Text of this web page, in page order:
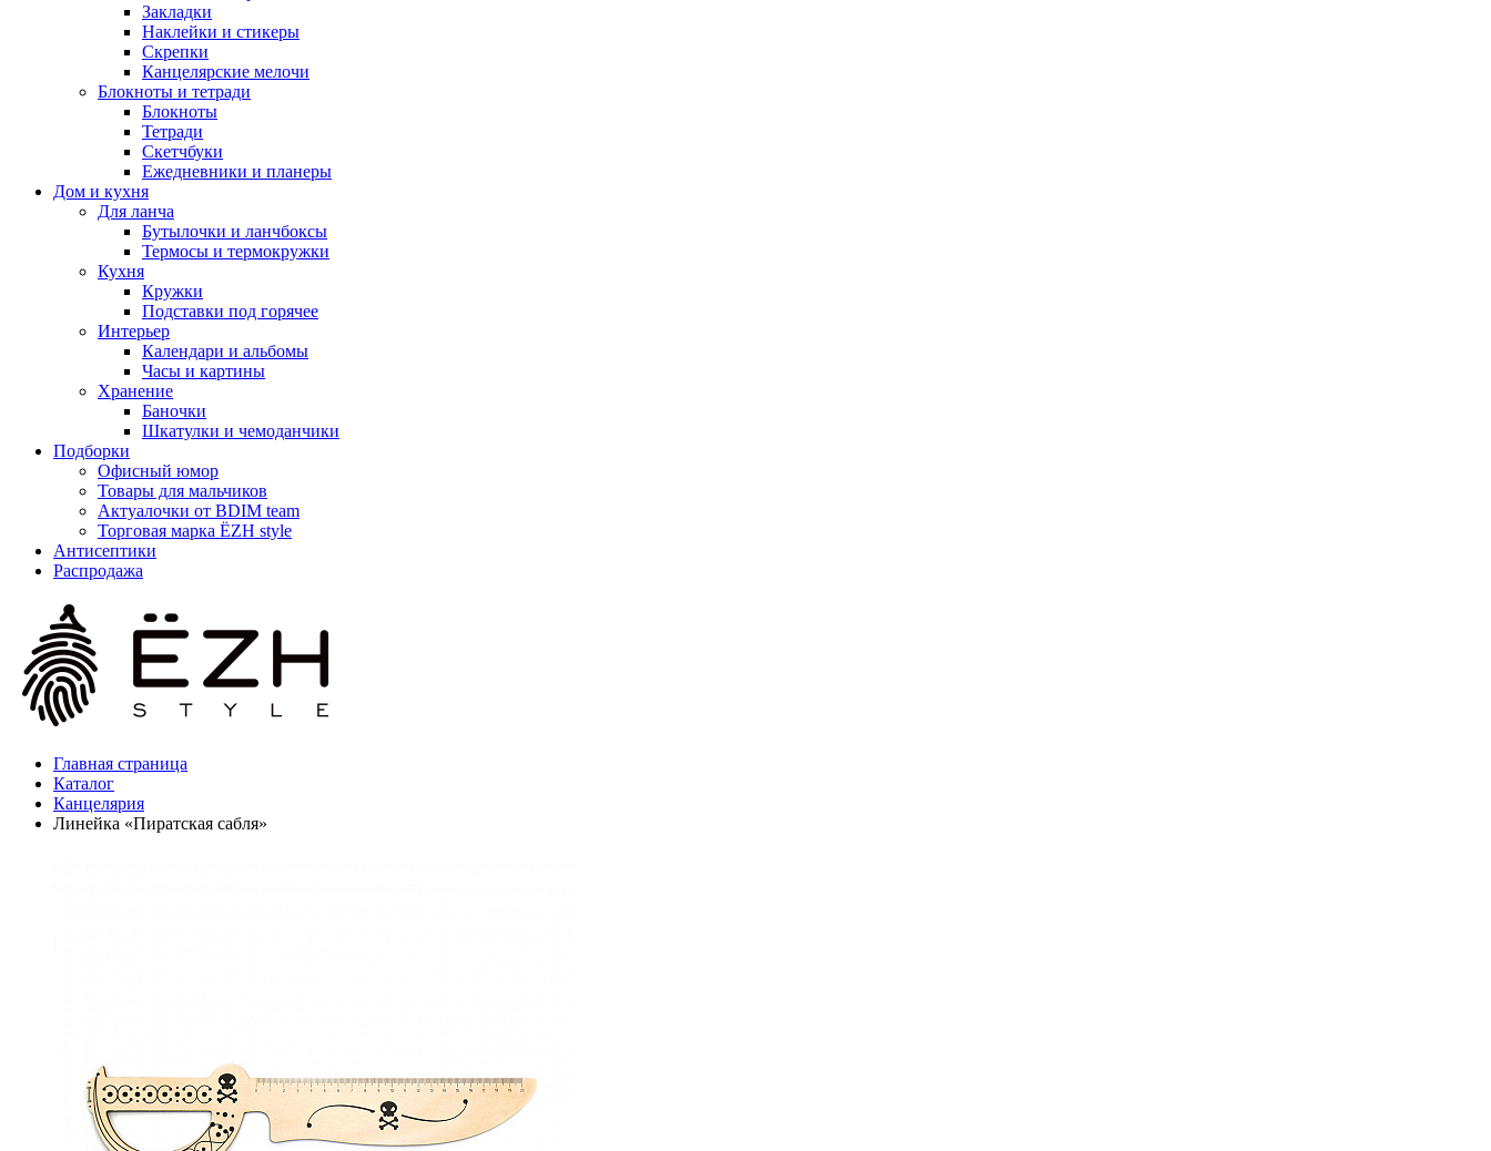
Закладки
Наклейки и стикеры
Скрепки
Канцелярские мелочи
Блокноты и тетради
Блокноты
Тетради
Скетчбуки
Ежедневники и планеры
Дом и кухня
Для ланча
Бутылочки и ланчбоксы
Термосы и термокружки
Кухня
Кружки
Подставки под горячее
Интерьер
Календари и альбомы
Часы и картины
Хранение
Баночки
Шкатулки и чемоданчики
Подборки
Офисный юмор
Товары для мальчиков
Актуалочки от BDIM team
Торговая марка ЁZH style
Антисептики
Распродажа
Главная страница
Каталог
Канцелярия
Линейка «Пиратская сабля»